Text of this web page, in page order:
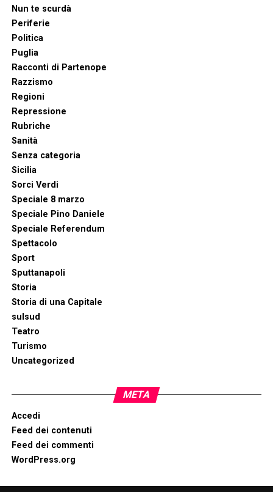
Nun te scurdà
Periferie
Politica
Puglia
Racconti di Partenope
Razzismo
Regioni
Repressione
Rubriche
Sanità
Senza categoria
Sicilia
Sorci Verdi
Speciale 8 marzo
Speciale Pino Daniele
Speciale Referendum
Spettacolo
Sport
Sputtanapoli
Storia
Storia di una Capitale
sulsud
Teatro
Turismo
Uncategorized
META
Accedi
Feed dei contenuti
Feed dei commenti
WordPress.org